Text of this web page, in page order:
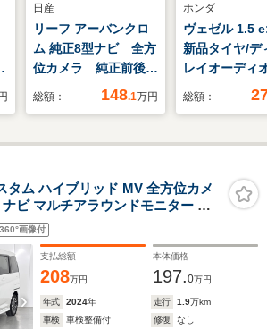
日産
リーフ アーバンクロ
ム 純正8型ナビ 全方
位カメラ 純正前後ド
ライブレコーダー
ンドスポットモニタ
衝突軽減システム シ
ートヒーター ステア
リングヒーター LED
総額： 148.1万円
ホンダ
ヴェゼル 1.5
新品タイヤ/デ
レイオーディ
安全装置/車線
ヘッドランプ
ク/Bluetooth
続/ETC/EBD
総額：
ム ハイブリッド MV 全方位カメ
ビ マルチアラウンドモニター 両
席ウォークスルー ETC レーンキー
装置
360°画像付
支払総額
208万円
本体価格
197.0万円
年式 2024年 走行 1.9万km
車検
車検整備付 修復
なし